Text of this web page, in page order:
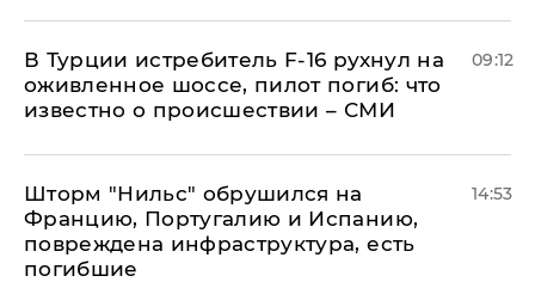
В Турции истребитель F-16 рухнул на
оживленное шоссе, пилот погиб: что
известно о происшествии – СМИ
09:12
Шторм "Нильс" обрушился на
Францию, Португалию и Испанию,
повреждена инфраструктура, есть
погибшие
14:53